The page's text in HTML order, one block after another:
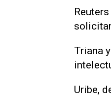
Triana
Uribe,